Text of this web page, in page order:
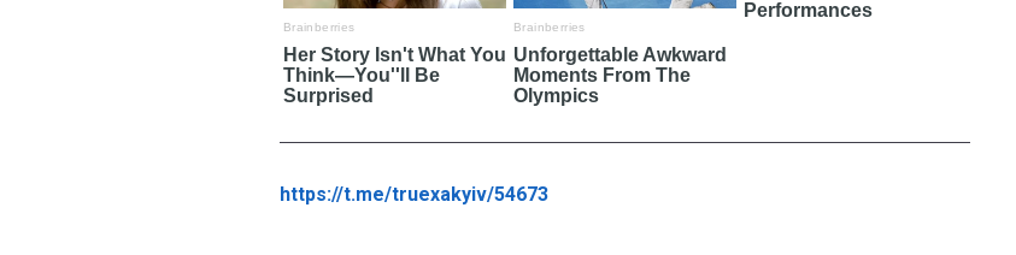
https://t.me/truexakyiv/54673